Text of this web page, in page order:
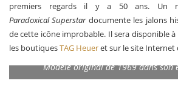
premiers regards il y a 50 ans. Un
Paradoxical Superstardocumente les jalons
de cette icône improbable. Il sera disponible
les boutiquesTAG Heueret sur le site Internet
Modéle original de 1969 dans son